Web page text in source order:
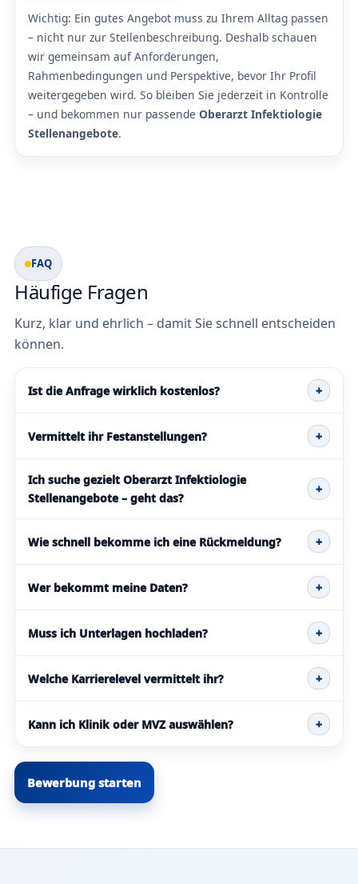
Wichtig: Ein gutes Angebot muss zu Ihrem Alltag passen
– nicht nur zur Stellenbeschreibung. Deshalb schauen
wir gemeinsam auf Anforderungen,
Rahmenbedingungen und Perspektive, bevor Ihr Profil
weitergegeben wird. So bleiben Sie jederzeit in Kontrolle
– und bekommen nur passende Oberarzt Infektiologie
Stellenangebote.
FAQ
Häufige Fragen
Kurz, klar und ehrlich – damit Sie schnell entscheiden
können.
Ist die Anfrage wirklich kostenlos? +
Vermittelt ihr Festanstellungen? +
Ich suche gezielt Oberarzt Infektiologie
Stellenangebote – geht das?
+
Wie schnell bekomme ich eine Rückmeldung? +
Wer bekommt meine Daten? +
Muss ich Unterlagen hochladen? +
Welche Karrierelevel vermittelt ihr? +
Kann ich Klinik oder MVZ auswählen? +
Bewerbung starten